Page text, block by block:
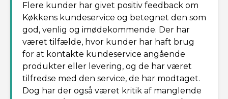
Flere kunder har givet positiv feedback om
Køkkens kundeservice og betegnet den som
god, venlig og imødekommende. Der har
været tilfælde, hvor kunder har haft brug
for at kontakte kundeservice angående
produkter eller levering, og de har været
tilfredse med den service, de har modtaget.
Dog har der også været kritik af manglende